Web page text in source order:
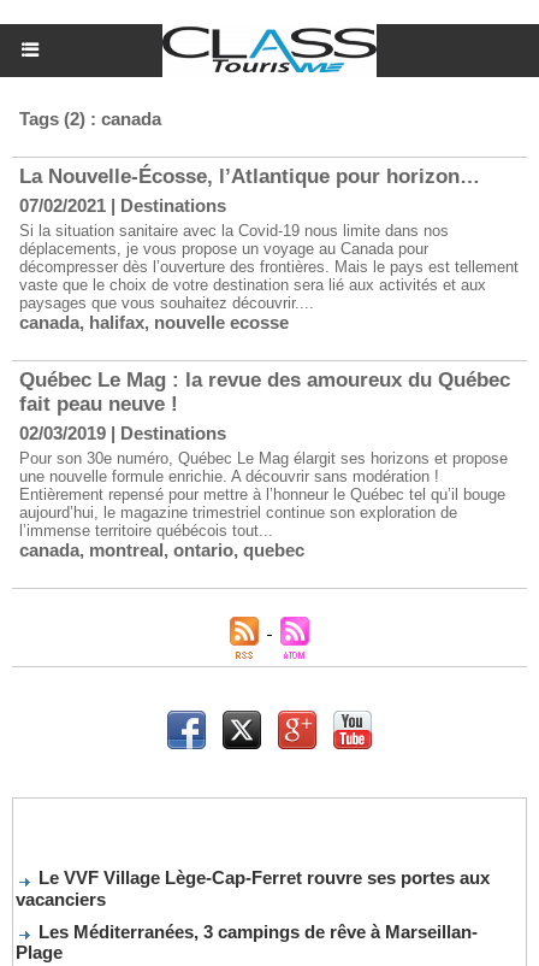
Tags (2) : canada
La Nouvelle-Écosse, l’Atlantique pour horizon…
07/02/2021 | Destinations
Si la situation sanitaire avec la Covid-19 nous limite dans nos
déplacements, je vous propose un voyage au Canada pour
décompresser dès l’ouverture des frontières. Mais le pays est tellement
vaste que le choix de votre destination sera lié aux activités et aux
paysages que vous souhaitez découvrir....
canada, halifax, nouvelle ecosse
Québec Le Mag : la revue des amoureux du Québec
fait peau neuve !
02/03/2019 | Destinations
Pour son 30e numéro, Québec Le Mag élargit ses horizons et propose
une nouvelle formule enrichie. A découvrir sans modération !
Entièrement repensé pour mettre à l’honneur le Québec tel qu’il bouge
aujourd’hui, le magazine trimestriel continue son exploration de
l’immense territoire québécois tout...
canada, montreal, ontario, quebec
Le VVF Village Lège-Cap-Ferret rouvre ses portes aux
vacanciers
Les Méditerranées, 3 campings de rêve à Marseillan-
Plage